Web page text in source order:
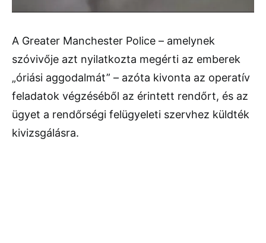
A Greater Manchester Police – amelynek
szóvivője azt nyilatkozta megérti az emberek
„óriási aggodalmát” – azóta kivonta az operatív
feladatok végzéséből az érintett rendőrt, és az
ügyet a rendőrségi felügyeleti szervhez küldték
kivizsgálásra.